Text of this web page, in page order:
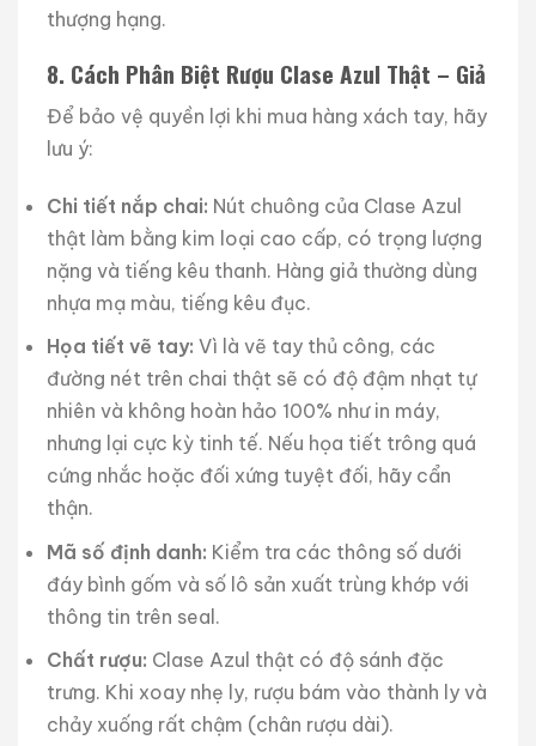
thượng hạng.
8. Cách Phân Biệt Rượu Clase Azul Thật – Giả
Để bảo vệ quyền lợi khi mua hàng xách tay, hãy
lưu ý:
Chi tiết nắp chai: Nút chuông của Clase Azul
thật làm bằng kim loại cao cấp, có trọng lượng
nặng và tiếng kêu thanh. Hàng giả thường dùng
nhựa mạ màu, tiếng kêu đục.
Họa tiết vẽ tay: Vì là vẽ tay thủ công, các
đường nét trên chai thật sẽ có độ đậm nhạt tự
nhiên và không hoàn hảo 100% như in máy,
nhưng lại cực kỳ tinh tế. Nếu họa tiết trông quá
cứng nhắc hoặc đối xứng tuyệt đối, hãy cẩn
thận.
Mã số định danh: Kiểm tra các thông số dưới
đáy bình gốm và số lô sản xuất trùng khớp với
thông tin trên seal.
Chất rượu: Clase Azul thật có độ sánh đặc
trưng. Khi xoay nhẹ ly, rượu bám vào thành ly và
chảy xuống rất chậm (chân rượu dài).